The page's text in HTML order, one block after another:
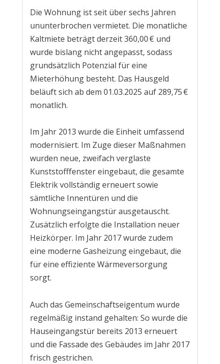
Die Wohnung ist seit über sechs Jahren
ununterbrochen vermietet. Die monatliche
Kaltmiete beträgt derzeit 360,00 € und
wurde bislang nicht angepasst, sodass
grundsätzlich Potenzial für eine
Mieterhöhung besteht. Das Hausgeld
beläuft sich ab dem 01.03.2025 auf 289,75 €
monatlich.
Im Jahr 2013 wurde die Einheit umfassend
modernisiert. Im Zuge dieser Maßnahmen
wurden neue, zweifach verglaste
Kunststofffenster eingebaut, die gesamte
Elektrik vollständig erneuert sowie
sämtliche Innentüren und die
Wohnungseingangstür ausgetauscht.
Zusätzlich erfolgte die Installation neuer
Heizkörper. Im Jahr 2017 wurde zudem
eine moderne Gasheizung eingebaut, die
für eine effiziente Wärmeversorgung
sorgt.
Auch das Gemeinschaftseigentum wurde
regelmäßig instand gehalten: So wurde die
Hauseingangstür bereits 2013 erneuert
und die Fassade des Gebäudes im Jahr 2017
frisch gestrichen.